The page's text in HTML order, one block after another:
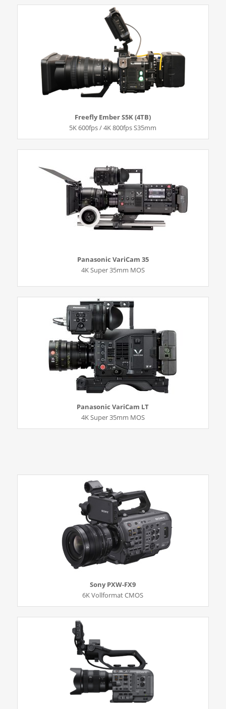
Freefly Ember S5K (4TB)
5K 600fps / 4K 800fps S35mm
Panasonic VariCam 35
4K Super 35mm MOS
Panasonic VariCam LT
4K Super 35mm MOS
Sony PXW-FX9
6K Vollformat CMOS